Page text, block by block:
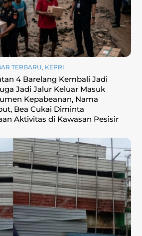
TERBARU, KEPRI
4 Barelang Kembali Jadi
Jadi Jalur Keluar Masuk
Kepabeanan, Nama
Bea Cukai Diminta
Aktivitas di Kawasan Pesisir